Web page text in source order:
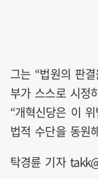
그는 “법원의 판
부가 스스로 시정
“개혁신당은 이
법적 수단을 동원
탁경륜 기자